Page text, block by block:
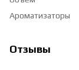
Ароматизаторы
Отзывы